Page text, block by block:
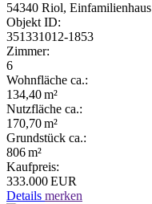
54340 Riol, Einfamilienhaus
Objekt ID:
351331012-1853
Zimmer:
6
Wohnfläche ca.:
134,40 m²
Nutzfläche ca.:
170,70 m²
Grund­stück ca.:
806 m²
Kaufpreis:
333.000 EUR
Details merken